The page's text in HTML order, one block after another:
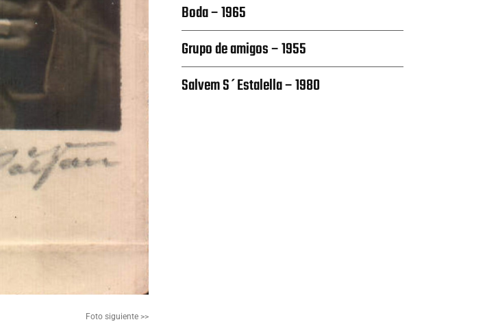
Foto siguiente >>
Boda – 1965
Grupo de amigos – 1955
Salvem S´Estalella – 1980